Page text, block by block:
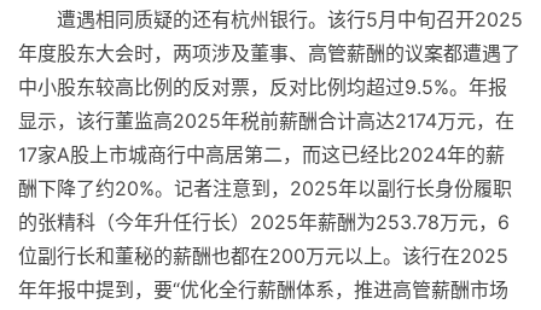
遭遇相同质疑的还有杭州银行。该行5月中旬召开2025
年度股东大会时，两项涉及董事、高管薪酬的议案都遭遇了
中小股东较高比例的反对票，反对比例均超过9.5%。年报
显示，该行董监高2025年税前薪酬合计高达2174万元，在
17家A股上市城商行中高居第二，而这已经比2024年的薪
酬下降了约20%。记者注意到，2025年以副行长身份履职
的张精科（今年升任行长）2025年薪酬为253.78万元，6
位副行长和董秘的薪酬也都在200万元以上。该行在2025
年年报中提到，要“优化全行薪酬体系，推进高管薪酬市场